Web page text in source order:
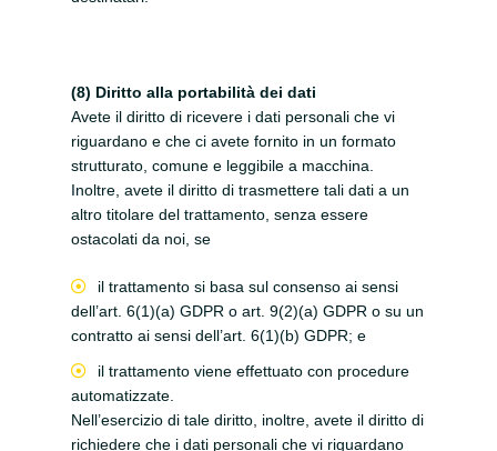
(8) Diritto alla portabilità dei dati
Avete il diritto di ricevere i dati personali che vi
riguardano e che ci avete fornito in un formato
strutturato, comune e leggibile a macchina.
Inoltre, avete il diritto di trasmettere tali dati a un
altro titolare del trattamento, senza essere
ostacolati da noi, se
il trattamento si basa sul consenso ai sensi
dell’art. 6(1)(a) GDPR o art. 9(2)(a) GDPR o su un
contratto ai sensi dell’art. 6(1)(b) GDPR; e
il trattamento viene effettuato con procedure
automatizzate.
Nell’esercizio di tale diritto, inoltre, avete il diritto di
richiedere che i dati personali che vi riguardano